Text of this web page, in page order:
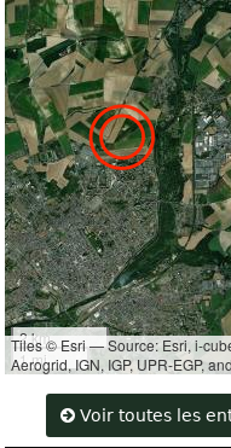
2 km
1 mi
Tiles © Esri — Source: Esri, i-
Aerogrid, IGN, IGP, UPR-EGP,
Voir toutes les